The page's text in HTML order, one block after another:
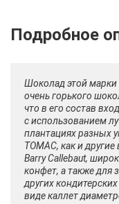
Описание
Шоколад этой марки
очень горького
что в его состав
c использованием
плантациях разных
ТОМАС, как и
Barry Callebaut,
конфет, а также для
других
виде каллет